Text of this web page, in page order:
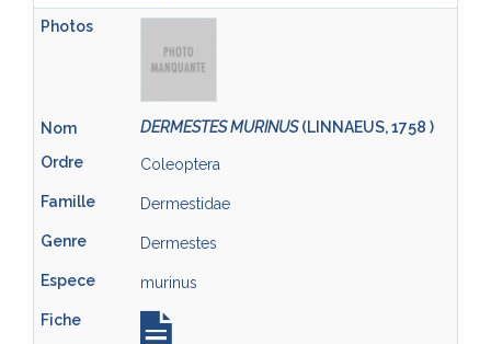
DERMESTES MURINUS(LINNAEUS, 1758 )
Coleoptera
Dermestidae
Dermestes
murinus